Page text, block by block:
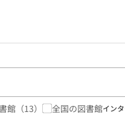
館 （13） 全国の図書館イン